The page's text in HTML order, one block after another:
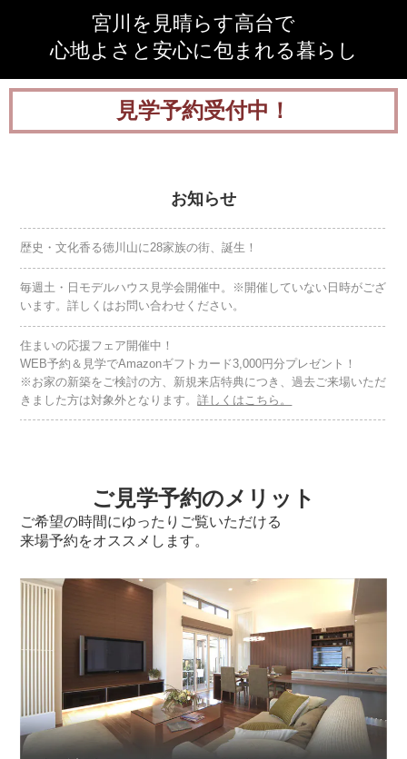
宮川を⾒晴らす⾼台で
⼼地よさと安⼼に包まれる暮らし
見学予約受付中！
お知らせ
歴史・文化香る徳川山に28家族の街、誕生！
毎週土・日モデルハウス見学会開催中。※開催していない日時がござ
います。詳しくはお問い合わせください。
住まいの応援フェア開催中！
WEB予約＆見学でAmazonギフトカード3,000円分プレゼント！
※お家の新築をご検討の方、新規来店特典につき、過去ご来場いただ
きました方は対象外となります。詳しくはこちら。
ご見学予約のメリット
ご希望の時間にゆったりご覧いただける
来場予約をオススメします。